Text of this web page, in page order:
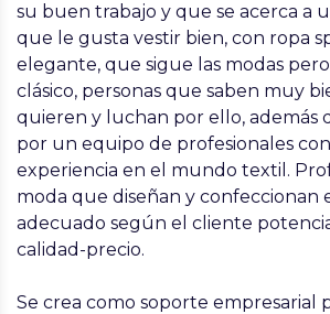
su buen trabajo y que se acerca a
que le gusta vestir bien, con ropa
elegante, que sigue las modas
clásico, personas que saben muy
quieren y luchan por ello, además
por un equipo de profesionales
experiencia en el mundo textil.
moda que diseñan y confeccionan
adecuado según el cliente
calidad-precio.
Se crea como soporte empresarial